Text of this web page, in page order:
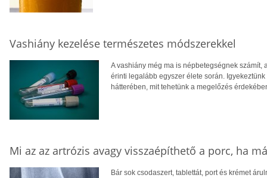
Vashiány kezelése természetes módszerekkel
A vashiány még ma is népbetegségnek
érinti legalább egyszer élete során.
hátterében, mit tehetünk a megelőzés
Mi az az artrózis avagy visszaépíthető a porc, ha
Bár sok csodaszert, tablettát, port és krémet